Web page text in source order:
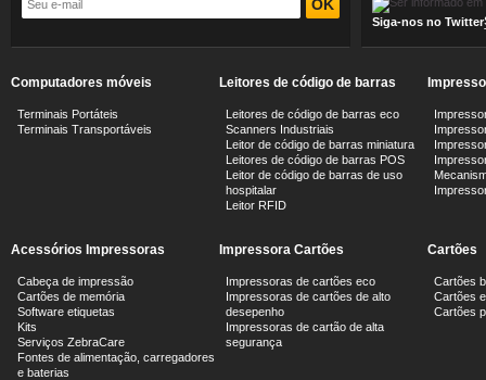
Siga-nos no Twitter
Computadores móveis
Terminais Portáteis
Terminais Transportáveis
Leitores de código de barras
Leitores de código de barras eco
Scanners Industriais
Leitor de código de barras miniatura
Leitores de código de barras POS
Leitor de código de barras de uso
hospitalar
Leitor RFID
Acessórios Impressoras
Cabeça de impressão
Cartões de memória
Software etiquetas
Kits
Serviços ZebraCare
Fontes de alimentação, carregadores
e baterias
Impressora Cartões
Impressoras de cartões eco
Impressoras de cartões de alto
desepenho
Impressoras de cartão de alta
segurança
Cartões
Cartões
Cartões
Cartões